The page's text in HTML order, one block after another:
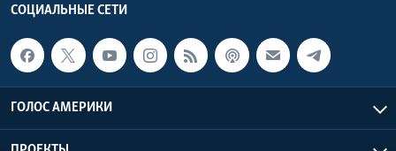
СОЦИАЛЬНЫЕ СЕТИ
ГОЛОС АМЕРИКИ